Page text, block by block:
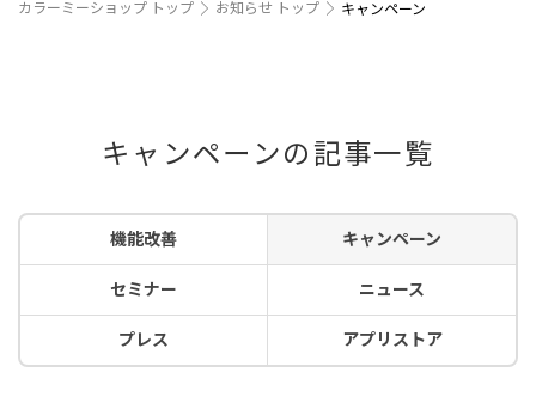
カラーミーショップ トップ お知らせ トップ キャンペーン
キャンペーンの記事一覧
機能改善 キャンペーン
セミナー ニュース
プレス アプリストア